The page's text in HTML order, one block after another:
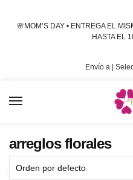
🌸MOM’S DAY • ENTREGA EL
HASTA EL
Envío a |
arreglos florales